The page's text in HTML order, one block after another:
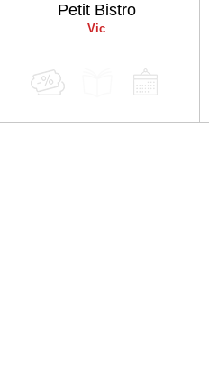
Petit Bistro
Vic